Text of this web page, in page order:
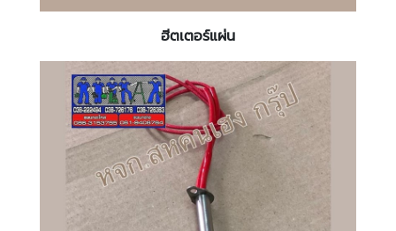
ฮีตเตอร์แผ่น